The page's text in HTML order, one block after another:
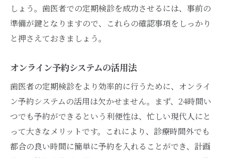
しょう。歯医者での定期検診を成功させるには、事前の
準備が鍵となりますので、これらの確認事項をしっかり
と押さえておきましょう。
オンライン予約システムの活用法
歯医者の定期検診をより効率的に行うために、オンライ
ン予約システムの活用は欠かせません。まず、24時間い
つでも予約ができるという利便性は、忙しい現代人にと
って大きなメリットです。これにより、診療時間外でも
都合の良い時間に簡単に予約を入れることができ、計画